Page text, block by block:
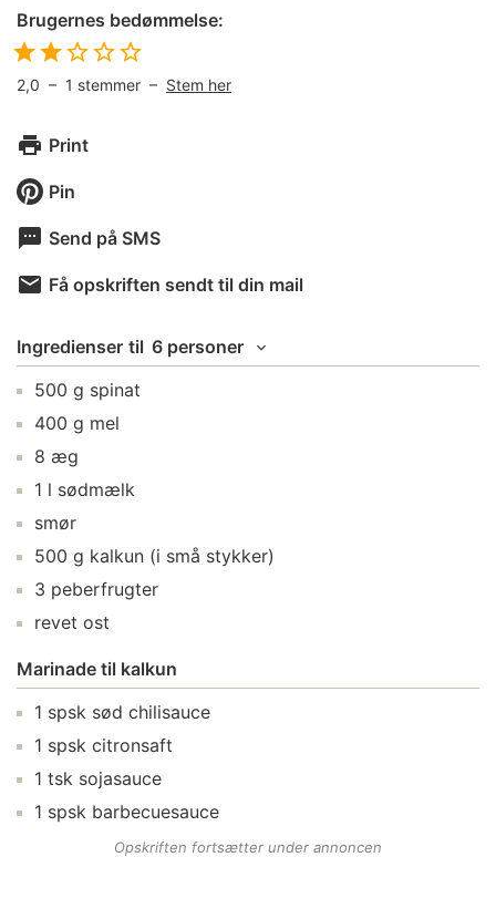
Brugernes bedømmelse:
2,0 – 1 stemmer – Stem her
Print
Pin
Send på SMS
Få opskriften sendt til din mail
Ingredienser til 6 personer
500 g spinat
400 g mel
8 æg
1 l sødmælk
smør
500 g kalkun (i små stykker)
3 peberfrugter
revet ost
Marinade til kalkun
1 spsk sød chilisauce
1 spsk citronsaft
1 tsk sojasauce
1 spsk barbecuesauce
Opskriften fortsætter under annoncen